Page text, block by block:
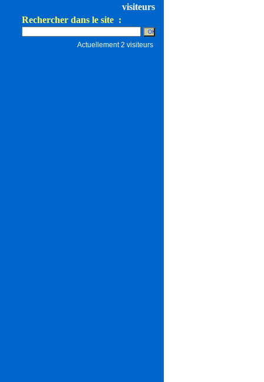
visiteurs
Rechercher dans le site :
Actuellement 2 visiteurs